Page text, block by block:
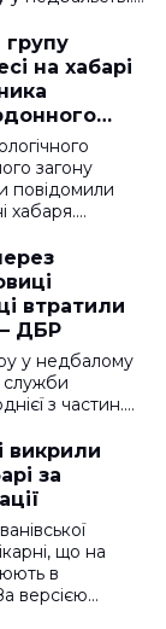
групу
на хабарі
загону
повідомили
хабаря.…
втратили
ДБР
у недбалому
служби
з частин.…
викрили
за
що на
в
версією…